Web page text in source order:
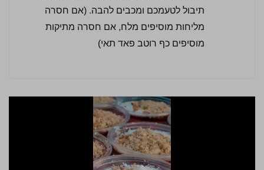
תיבול לטעמכם ומכבים להבה. (אם חסרה
מליחות מוסיפים מלח, אם חסרה מתיקות
מוסיפים כף רוטב פאד תאי)